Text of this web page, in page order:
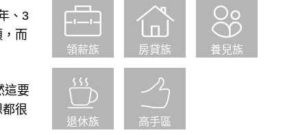
、3
而
這要
很
領薪族 房貸族 養兒族
退休族 高手區